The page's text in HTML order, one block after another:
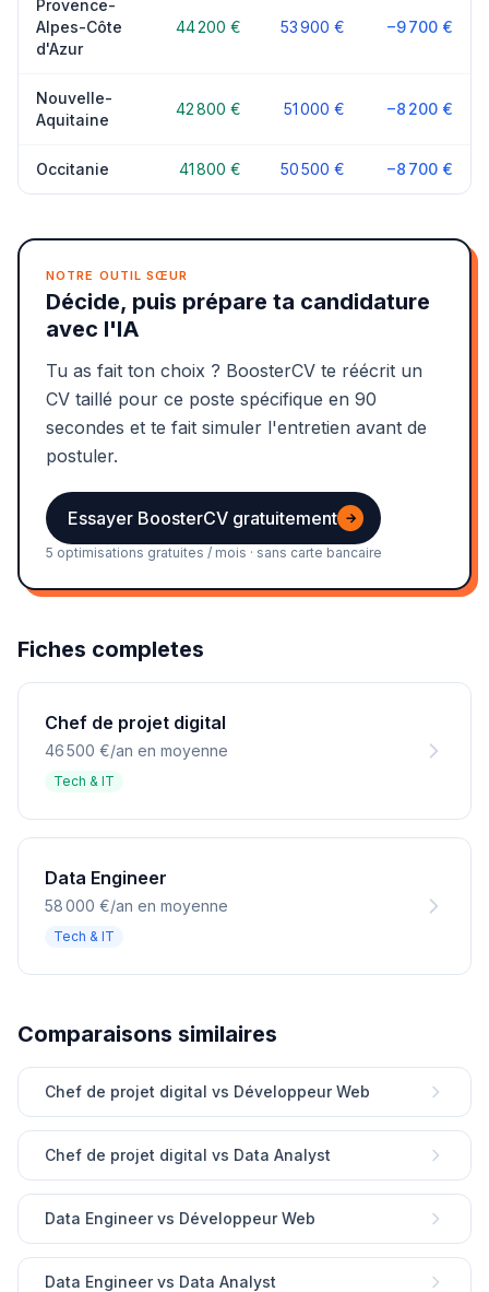
Provence-
Alpes-Côte
d'Azur
44 200 € 53 900 € −9 700 €
Nouvelle-
Aquitaine
42 800 € 51 000 € −8 200 €
Occitanie 41 800 € 50 500 € −8 700 €
NOTRE OUTIL SŒUR
Décide, puis prépare ta candidature
avec l'IA
Tu as fait ton choix ? BoosterCV te réécrit un
CV taillé pour ce poste spécifique en 90
secondes et te fait simuler l'entretien avant de
postuler.
Essayer BoosterCV gratuitement →
5 optimisations gratuites / mois · sans carte bancaire
Fiches completes
Chef de projet digital
46 500 €/an en moyenne
Tech & IT
Data Engineer
58 000 €/an en moyenne
Tech & IT
Comparaisons similaires
Chef de projet digital vs Développeur Web
Chef de projet digital vs Data Analyst
Data Engineer vs Développeur Web
Data Engineer vs Data Analyst